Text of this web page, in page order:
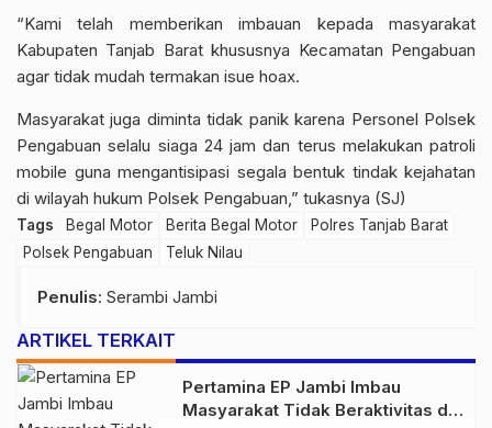
“Kami telah memberikan imbauan kepada masyarakat
Kabupaten Tanjab Barat khususnya Kecamatan Pengabuan
agar tidak mudah termakan isue hoax.
Masyarakat juga diminta tidak panik karena Personel Polsek
Pengabuan selalu siaga 24 jam dan terus melakukan patroli
mobile guna mengantisipasi segala bentuk tindak kejahatan
di wilayah hukum Polsek Pengabuan,” tukasnya (SJ)
Tags Begal Motor Berita Begal Motor
Polres Tanjab Barat
Polsek Pengabuan
Teluk Nilau
Penulis: Serambi Jambi
ARTIKEL TERKAIT
Pertamina EP Jambi Imbau
Masyarakat Tidak Beraktivitas di